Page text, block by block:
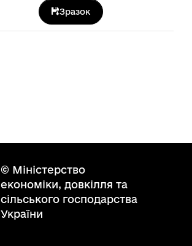
Зразок
© Міністерство
економіки, довкілля та
сільського господарства
України